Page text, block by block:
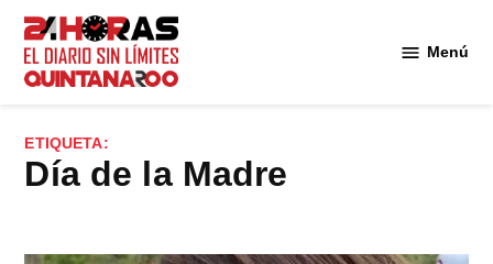
Saltar
contenido
Menú
ETIQUETA:
Día de la Madre